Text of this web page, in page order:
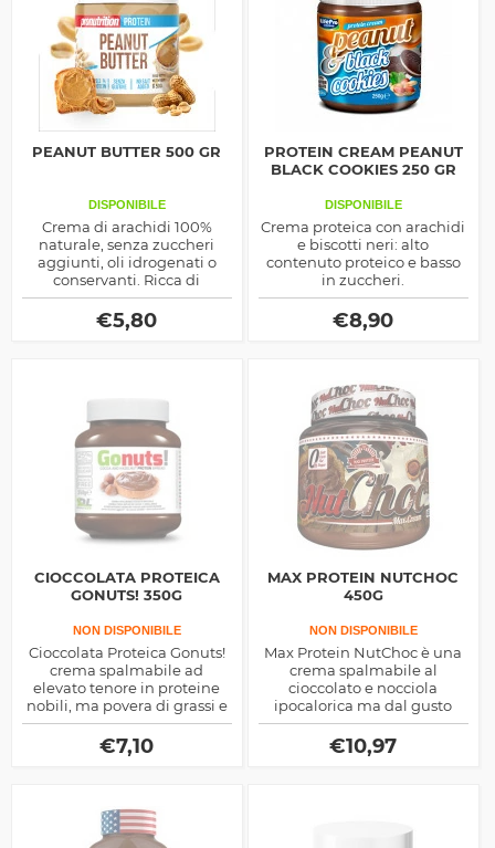
PEANUT BUTTER 500 GR
DISPONIBILE
Crema di arachidi 100%
naturale, senza zuccheri
aggiunti, oli idrogenati o
conservanti. Ricca di
proteine, grassi sani e fibre,
ideale per spuntini
energetici e ricette salutari.
€5,80
PROTEIN CREAM PEANUT
BLACK COOKIES 250 GR
DISPONIBILE
Crema proteica con arachidi
e biscotti neri: alto
contenuto proteico e basso
in zuccheri.
€8,90
CIOCCOLATA PROTEICA
GONUTS! 350G
NON DISPONIBILE
Cioccolata Proteica Gonuts!
crema spalmabile ad
elevato tenore in proteine
nobili, ma povera di grassi e
zuccheri aggiunti, apporta il
25% di sieroproteine del
latte, ottima come spuntino
€7,10
MAX PROTEIN NUTCHOC
450G
NON DISPONIBILE
Max Protein NutChoc è una
crema spalmabile al
cioccolato e nocciola
ipocalorica ma dal gusto
eccezionale, ricca di fibra
ma povera di grassi
carboidrati e calorie
€10,97